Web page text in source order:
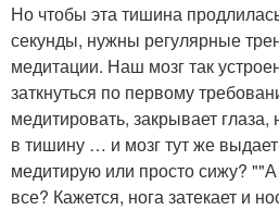
Но чтобы эта тишина
секунды, нужны регулярные
медитации. Наш мозг так
заткнуться по первому
медитировать, закрывает глаза,
в тишину … и мозг тут же
медитирую или просто сижу?
все? Кажется, нога затекает и